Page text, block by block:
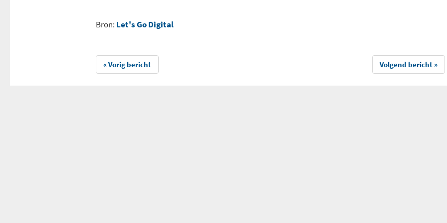
Bron: Let's Go Digital
« Vorig bericht Volgend bericht »